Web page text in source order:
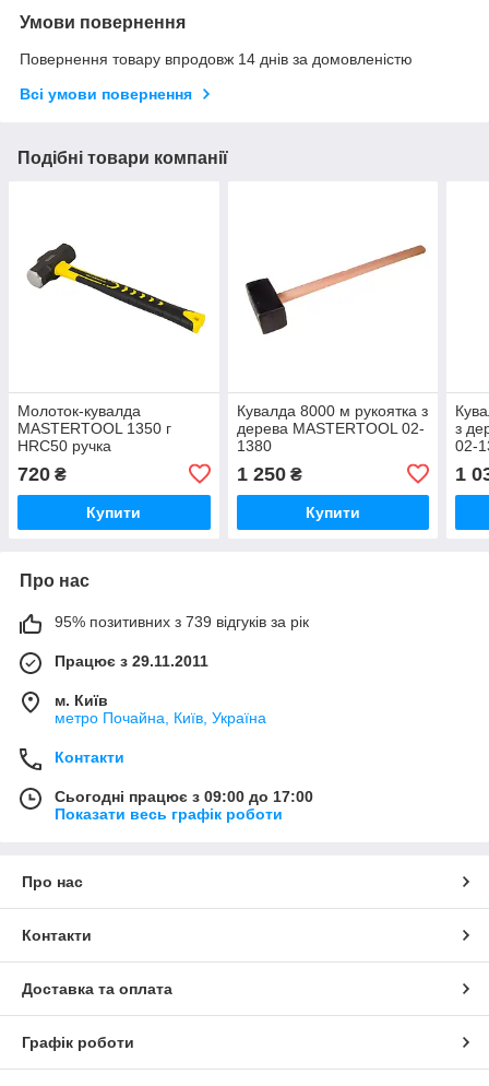
Умови повернення
Повернення товару впродовж 14 днів за домовленістю
Всі умови повернення
Подібні товари компанії
Молоток-кувалда
MASTERTOOL 1350 г
HRC50 ручка
фібергласова 325 мм 02-
1213
720 ₴
Купити
Кувалда 8000 м рукоятка з
дерева MASTERTOOL 02-
1380
1 250₴
Купити
з
02-
1
Про нас
95% позитивних з 739 відгуків за рік
Працює з 29.11.2011
м. Київ
метро Почайна, Київ, Україна
Контакти
Сьогодні працює з 09:00 до 17:00
Показати весь графік роботи
Про нас
Контакти
Доставка та оплата
Графік роботи